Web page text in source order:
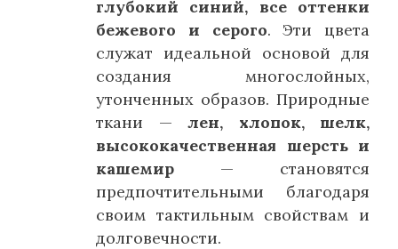
глубокий синий, все оттенки
бежевого и серого. Эти цвета
служат идеальной основой для
создания многослойных,
утонченных образов. Природные
ткани — лен, хлопок, шелк,
высококачественная шерсть и
кашемир — становятся
предпочтительными благодаря
своим тактильным свойствам и
долговечности.